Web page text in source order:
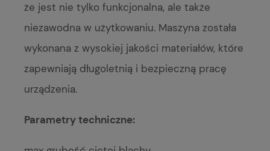
że jest nie tylko funkcjonalna, ale także
niezawodna w użytkowaniu. Maszyna została
wykonana z wysokiej jakości materiałów, które
zapewniają długoletnią i bezpieczną pracę
urządzenia.
Parametry techniczne: